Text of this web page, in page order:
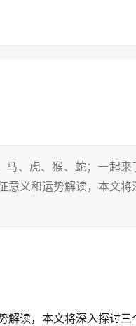
马、虎、猴、蛇；一起来
意义和运势解读，本文将
解读，本文将深入探讨三